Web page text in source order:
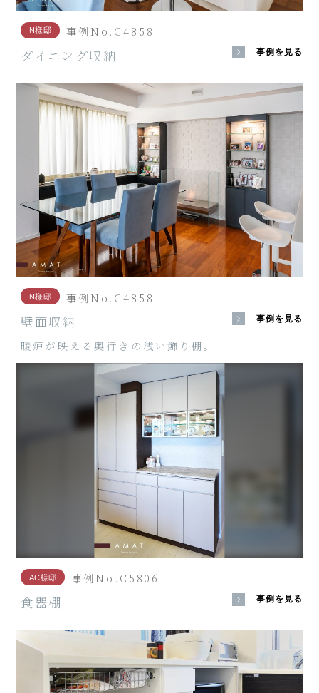
N様邸 事例No.C4858
ダイニング収納 事例を見る
N様邸 事例No.C4858
壁面収納 事例を見る
暖炉が映える奥行きの浅い飾り棚。
AC様邸 事例No.C5806
食器棚 事例を見る